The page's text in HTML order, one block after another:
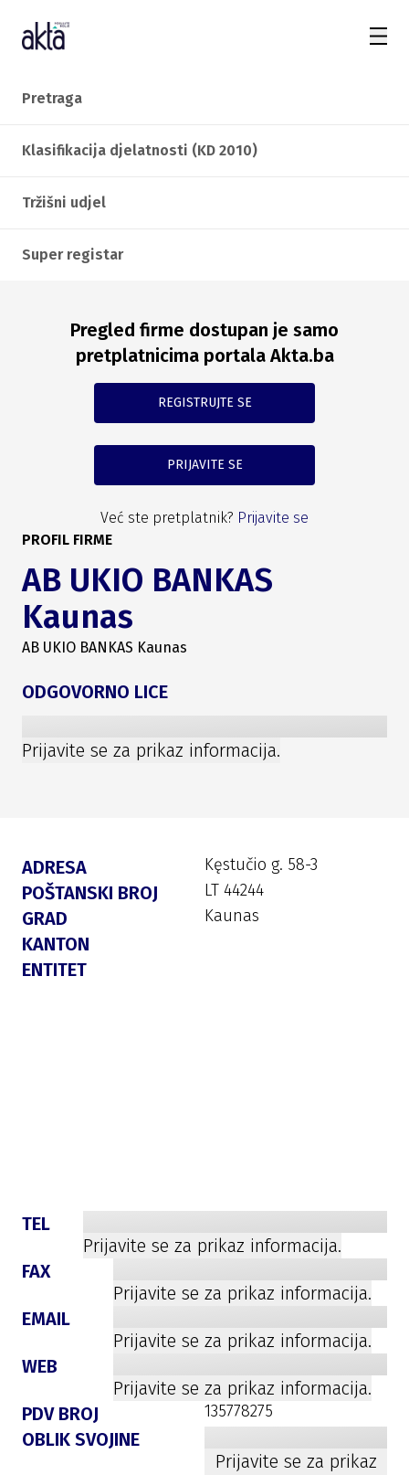
Pretraga
Klasifikacija djelatnosti (KD 2010)
Tržišni udjel
Super registar
Pregled firme dostupan je samo
pretplatnicima portala Akta.ba
REGISTRUJTE SE
PRIJAVITE SE
Već ste pretplatnik? Prijavite se
PROFIL FIRME
AB UKIO BANKAS
Kaunas
AB UKIO BANKAS Kaunas
ODGOVORNO LICE
Prijavite se za prikaz informacija.
ADRESA Kęstučio g. 58-3
POŠTANSKI BROJ LT 44244
GRAD Kaunas
KANTON
ENTITET
TEL
Prijavite se za prikaz informacija.
FAX
Prijavite se za prikaz informacija.
EMAIL
Prijavite se za prikaz informacija.
WEB
Prijavite se za prikaz informacija.
PDV BROJ
135778275
OBLIK SVOJINE
Prijavite se za prikaz